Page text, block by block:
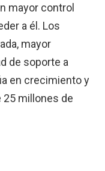
mayor control
a él. Los
mayor
de soporte a
en crecimiento y
25 millones de